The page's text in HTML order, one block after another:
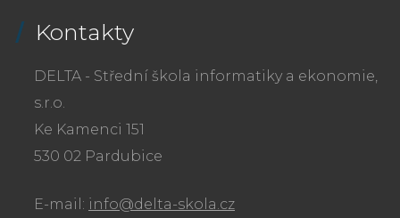
Kontakty
DELTA - Střední škola informatiky a ekonomie,
s.r.o.
Ke Kamenci 151
530 02 Pardubice
E-mail: info@delta-skola.cz